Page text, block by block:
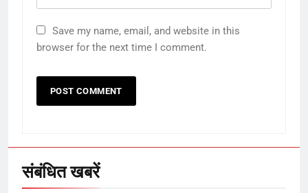
Save my name, email, and website in this
browser for the next time I comment.
संबंधित खबरें
6